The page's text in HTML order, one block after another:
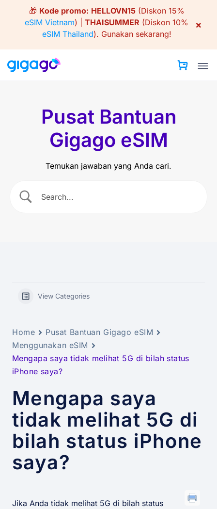
🎁 Kode promo: HELLOVN15(Diskon 15%
eSIM Vietnam) | THAISUMMER (Diskon 10%
eSIM Thailand). Gunakan sekarang!
×
Pusat Bantuan
Gigago eSIM
Temukan jawaban yang Anda cari.
View Categories
Home
Pusat Bantuan Gigago eSIM
Menggunakan eSIM
Mengapa saya tidak melihat 5G di bilah status
iPhone saya?
Mengapa saya
tidak melihat 5G di
bilah status iPhone
saya?
Jika Anda tidak melihat 5G di bilah status